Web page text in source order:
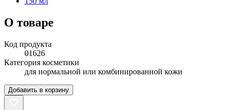
О товаре
Код продукта
01626
Категория косметики
для нормальной или комбинированной кожи
Добавить в корзину